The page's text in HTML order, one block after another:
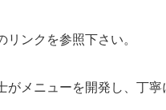
リンクを参照下さい。
がメニューを開発し、丁寧